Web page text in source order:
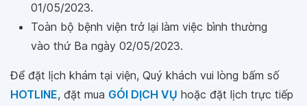
01/05/2023.
Toàn bộ bệnh viện trở lại làm việc bình thường
vào thứ Ba ngày 02/05/2023.
Để đặt lịch khám tại viện, Quý khách vui lòng bấm số
HOTLINE, đặt mua GÓI DỊCH VỤ hoặc đặt lịch trực tiếp